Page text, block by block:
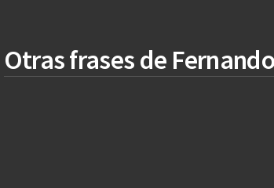
Otras frases de